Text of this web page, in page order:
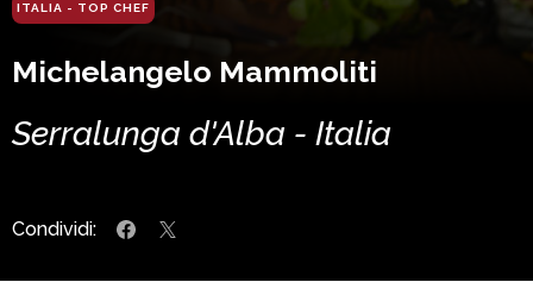
ITALIA - TOP CHEF
Michelangelo Mammoliti
Serralunga d'Alba - Italia
Condividi: